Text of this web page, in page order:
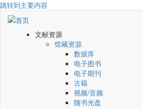
跳转到主要内容
文献资源
馆藏资源
数据库
电子图书
电子期刊
古籍
视频/音频
随书光盘